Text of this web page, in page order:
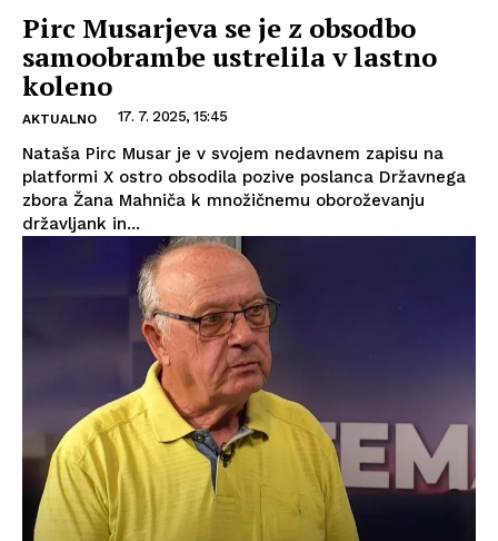
Pirc Musarjeva se je z obsodbo
samoobrambe ustrelila v lastno
koleno
AKTUALNO 17. 7. 2025, 15:45
Nataša Pirc Musar je v svojem nedavnem zapisu na
platformi X ostro obsodila pozive poslanca Državnega
zbora Žana Mahniča k množičnemu oboroževanju
državljank in...